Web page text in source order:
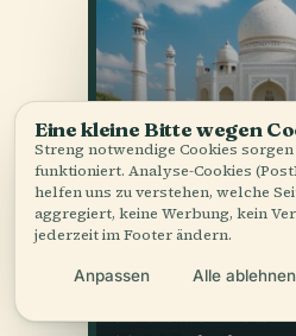
Eine kleine Bitte wegen
Streng notwendige Cookies
funktioniert. Analyse-Cookies
helfen uns zu verstehen, welche
aggregiert, keine Werbung, kein
jederzeit im Footer ändern.
Anpassen Alle ablehnen